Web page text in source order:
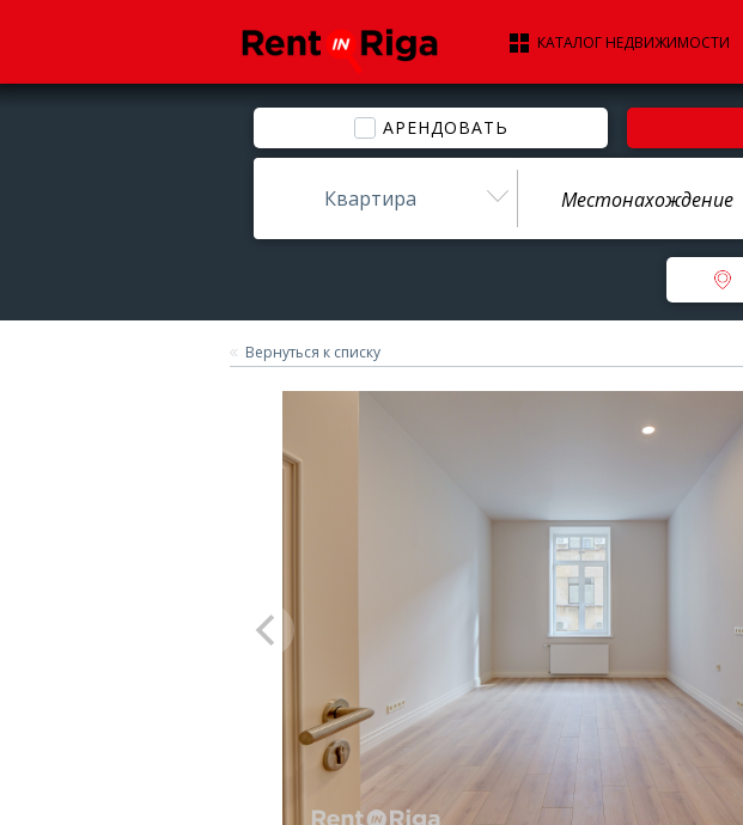
КАТАЛОГ НЕДВИЖИМОСТИ
АРЕНДОВАТЬ
Квартира
Вернуться к списку